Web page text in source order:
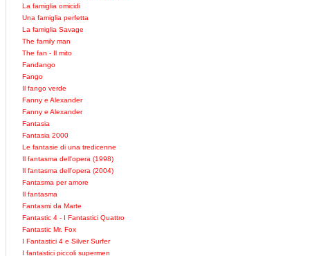
La famiglia omicidi
Una famiglia perfetta
La famiglia Savage
The family man
The fan - Il mito
Fandango
Fango
Il fango verde
Fanny e Alexander
Fanny e Alexander
Fantasia
Fantasia 2000
Le fantasie di una tredicenne
Il fantasma dell'opera (1998)
Il fantasma dell'opera (2004)
Fantasma per amore
Il fantasma
Fantasmi da Marte
Fantastic 4 - I Fantastici Quattro
Fantastic Mr. Fox
I Fantastici 4 e Silver Surfer
I fantastici piccoli supermen